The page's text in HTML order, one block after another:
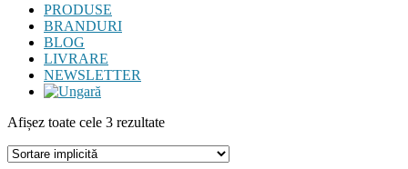
PRODUSE
BRANDURI
BLOG
LIVRARE
NEWSLETTER
Afișez toate cele 3 rezultate